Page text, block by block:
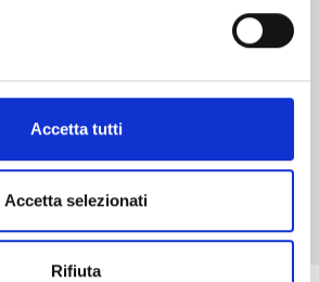
Accetta tutti
Accetta selezionati
Rifiuta
Mostra tutto